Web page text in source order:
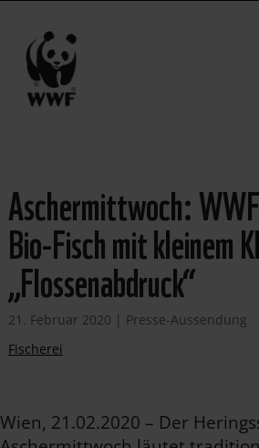
Aschermittwoch:
Bio-Fisch mit kleinem
„Flossenabdruck“
21. Februar 2020 | Presse-Aussendung
Fischerei
Wien, 21.02.2020 – Der